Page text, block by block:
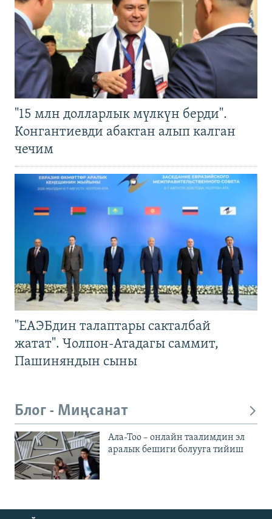
"15 млн долларлык мүлкүн берди".
Конгантиевди абактан алып калган
чечим
"ЕАЭБдин талаптары сакталбай
жатат". Чолпон-Атадагы саммит,
Пашиняндын сыны
Блог - Миңсанат
Ала-Тоо – онлайн таалимдин эл
аралык бешиги болууга тийиш